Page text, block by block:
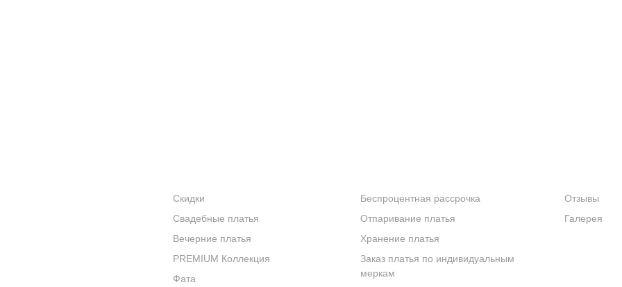
Скидки
Свадебные платья
Вечерние платья
PREMIUM Коллекция
Фата
Беспроцентная рассрочка
Отпаривание платья
Хранение платья
Заказ платья по индивидуальным
меркам
Отзывы
Галерея